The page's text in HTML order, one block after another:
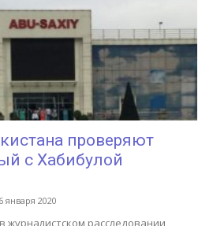
проверяют
с Хабибулой
января 2020
журналистском расследовании